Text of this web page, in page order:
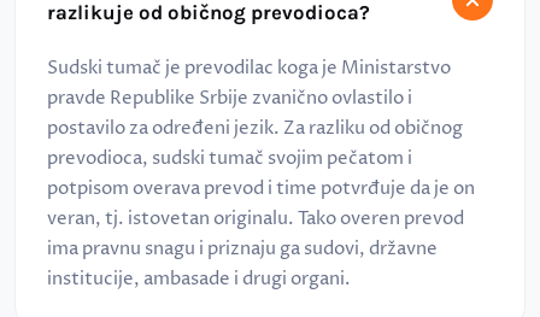
razlikuje od običnog prevodioca?
Sudski tumač je prevodilac koga je Ministarstvo
pravde Republike Srbije zvanično ovlastilo i
postavilo za određeni jezik. Za razliku od običnog
prevodioca, sudski tumač svojim pečatom i
potpisom overava prevod i time potvrđuje da je on
veran, tj. istovetan originalu. Tako overen prevod
ima pravnu snagu i priznaju ga sudovi, državne
institucije, ambasade i drugi organi.